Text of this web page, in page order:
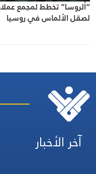
“ألروسا” تخطط لمجمع
لصقل الألماس في روسيا
آخر الأخبار